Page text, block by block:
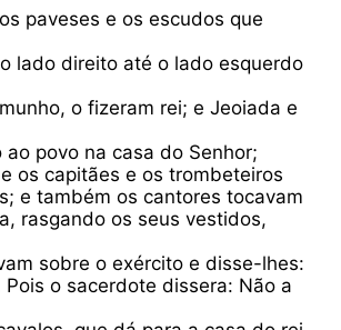
paveses e os escudos que
lado direito até o lado esquerdo
o fizeram rei; e Jeoiada e
povo na casa do Senhor;
os capitães e os trombeteiros
e também os cantores tocavam
rasgando os seus vestidos,
sobre o exército e disse-lhes:
o sacerdote dissera: Não a